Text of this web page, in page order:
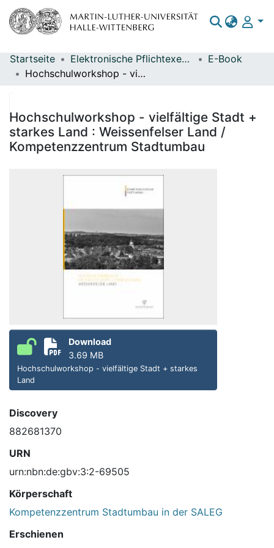
Bereiche & Sammlungen
Statistiken
Startseite Elektronische Pflichtexemplare
E-Book
Hochschulworkshop - vielfältige Stadt + starkes Land : Weissenfelser Land / Kompetenzzentrum Stadtumbau
Hochschulworkshop - vielfältige Stadt +
starkes Land : Weissenfelser Land /
Kompetenzzentrum Stadtumbau
Download
3.69 MB
Hochschulworkshop - vielfältige Stadt + starkes
Land
Discovery
882681370
URN
urn:nbn:de:gbv:3:2-69505
Körperschaft
Kompetenzzentrum Stadtumbau in der SALEG
Erschienen